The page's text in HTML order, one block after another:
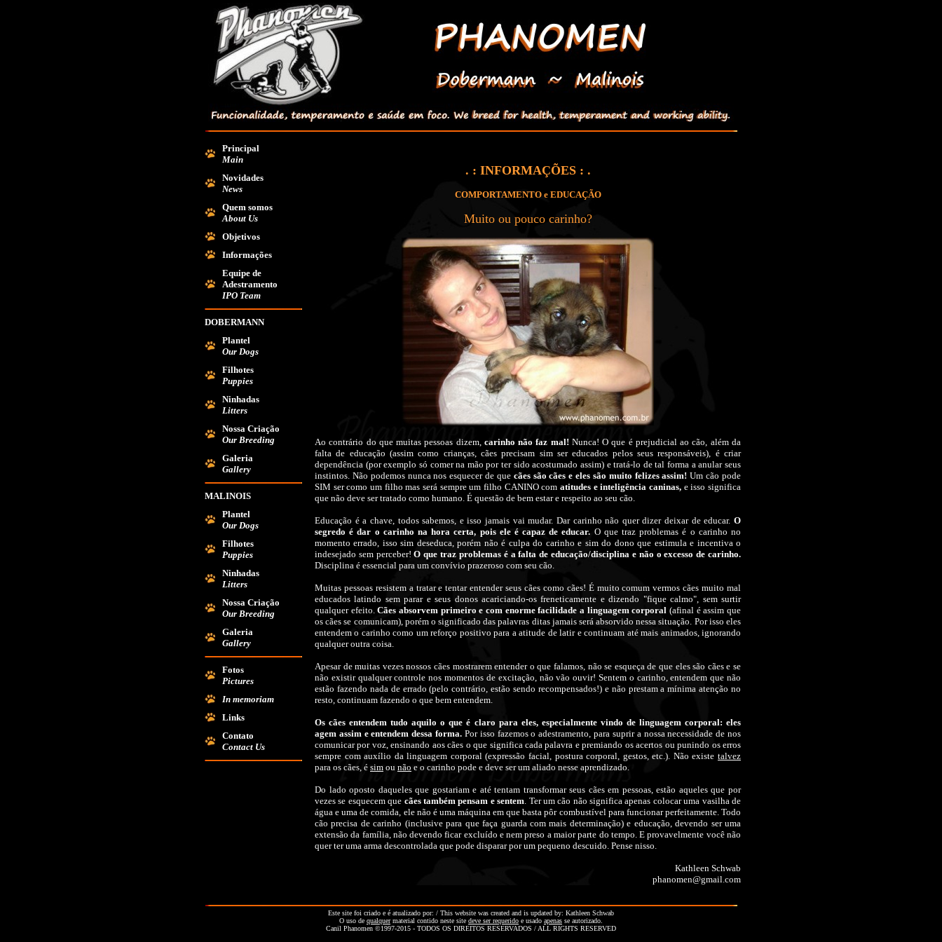
Principal
Main
Novidades
News
Quem somos
About Us
Objetivos
Informações
Equipe de
Adestramento
IPO Team
DOBERMANN
Plantel
Our Dogs
Filhotes
Puppies
Ninhadas
Litters
Nossa Criação
Our Breeding
Galeria
Gallery
MALINOIS
Plantel
Our Dogs
Filhotes
Puppies
Ninhadas
Litters
Nossa Criação
Our Breeding
Galeria
Gallery
Fotos
Pictures
In memoriam
Links
Contato
Contact Us
. : INFORMAÇÕES : .
COMPORTAMENTO e EDUCAÇÃO
Muito ou pouco carinho?
Ao contrário do que muitas pessoas dizem, carinho não faz mal! Nunca! O que é prejudicial ao cão, além da
falta de educação (assim como crianças, cães precisam sim ser educados pelos seus responsáveis), é criar
dependência (por exemplo só comer na mão por ter sido acostumado assim) e tratá-lo de tal forma a anular seus
instintos. Não podemos nunca nos esquecer de que cães são cães e eles são muito felizes assim! Um cão pode
SIM ser como um filho mas será sempre um filho CANINO com atitudes e inteligência caninas, e isso significa
que não deve ser tratado como humano. É questão de bem estar e respeito ao seu cão.
Educação é a chave, todos sabemos, e isso jamais vai mudar. Dar carinho não quer dizer deixar de educar. O
segredo é dar o carinho na hora certa, pois ele é capaz de educar. O que traz problemas é o carinho no
momento errado, isso sim deseduca, porém não é culpa do carinho e sim do dono que estimula e incentiva o
indesejado sem perceber!O que traz problemas é a falta de educação/disciplina e não o excesso de carinho.
Disciplina é essencial para um convívio prazeroso com seu cão.
Muitas pessoas resistem a tratar e tentar entender seus cães como cães! É muito comum vermos cães muito mal
educados latindo sem parar e seus donos acariciando-os freneticamente e dizendo "fique calmo", sem surtir
qualquer efeito.Cães absorvem primeiro e com enorme facilidade a linguagem corporal (afinal é assim que
os cães se comunicam), porém o significado das palavras ditas jamais será absorvido nessa situação. Por isso eles
entendem o carinho como um reforço positivo para a atitude de latir e continuam até mais animados, ignorando
qualquer outra coisa.
Apesar de muitas vezes nossos cães mostrarem entender o que falamos, não se esqueça de que eles são cães e se
não existir qualquer controle nos momentos de excitação, não vão ouvir! Sentem o carinho, entendem que não
estão fazendo nada de errado (pelo contrário, estão sendo recompensados!) e não prestam a mínima atenção no
resto, continuam fazendo o que bem entendem.
Os cães entendem tudo aquilo o que é claro para eles, especialmente vindo de linguagem corporal: eles
agem assim e entendem dessa forma. Por isso fazemos o adestramento, para suprir a nossa necessidade de nos
comunicar por voz, ensinando aos cães o que significa cada palavra e premiando os acertos ou punindo os erros
sempre com auxílio da linguagem corporal (expressão facial, postura corporal, gestos, etc.). Não existe talvez
para os cães, é sim ou não e o carinho pode e deve ser um aliado nesse aprendizado.
Do lado oposto daqueles que gostariam e até tentam transformar seus cães em pessoas, estão aqueles que por
vezes se esquecem que cães também pensam e sentem . Ter um cão não significa apenas colocar uma vasilha de
água e uma de comida, ele não é uma máquina em que basta pôr combustível para funcionar perfeitamente. Todo
cão precisa de carinho (inclusive para que faça guarda com mais determinação) e educação, devendo ser uma
extensão da família, não devendo ficar excluído e nem preso a maior parte do tempo. E provavelmente você não
quer ter uma arma descontrolada que pode disparar por um pequeno descuido. Pense nisso.
Kathleen Schwab
phanomen@gmail.com
Este site foi criado e é atualizado por: / This website was created and is updated by: Kathleen Schwab
O uso de qualquermaterial contido neste site deve ser requerido e usado apenas se autorizado.
Canil Phanomen ©1997-2015 - TODOS OS DIREITOS RESERVADOS / ALL RIGHTS RESERVED